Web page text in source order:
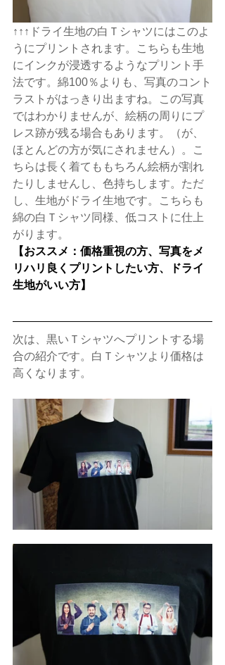
↑↑↑ドライ生地の白Ｔシャツにはこのよ
うにプリントされます。こちらも生地
にインクが浸透するようなプリント手
法です。綿100％よりも、写真のコント
ラストがはっきり出ますね。この写真
ではわかりませんが、絵柄の周りにプ
レス跡が残る場合もあります。（が、
ほとんどの方が気にされません）。こ
ちらは長く着てももちろん絵柄が割れ
たりしませんし、色持ちします。ただ
し、生地がドライ生地です。こちらも
綿の白Ｔシャツ同様、低コストに仕上
がります。
【おススメ：価格重視の方、写真をメ
リハリ良くプリントしたい方、ドライ
生地がいい方】
次は、黒いＴシャツへプリントする場
合の紹介です。白Ｔシャツより価格は
高くなります。